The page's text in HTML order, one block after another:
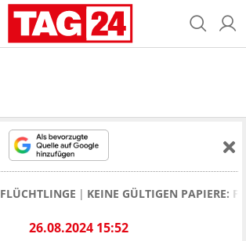
FLÜCHTLINGE KEINE GÜLTIGEN PAPIERE:
26.08.2024 15:52